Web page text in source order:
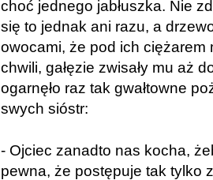
choć jednego jabłuszka. Nie
się to jednak ani razu, a
owocami, że pod ich ciężarem
chwili, gałęzie zwisały mu aż
ogarnęło raz tak gwałtowne
swych sióstr:
- Ojciec zanadto nas kocha,
pewna, że postępuje tak tylko